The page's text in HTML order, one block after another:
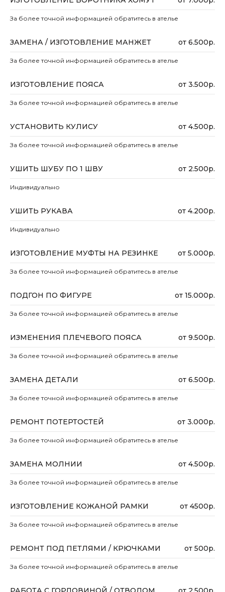
За более точной информацией обратитесь в ателье
ЗАМЕНА / ИЗГОТОВЛЕНИЕ МАНЖЕТ от 6.500р.
За более точной информацией обратитесь в ателье
ИЗГОТОВЛЕНИЕ ПОЯСА от 3.500р.
За более точной информацией обратитесь в ателье
УСТАНОВИТЬ КУЛИСУ от 4.500р.
За более точной информацией обратитесь в ателье
УШИТЬ ШУБУ ПО 1 ШВУ от 2.500р.
Индивидуально
УШИТЬ РУКАВА от 4.200р.
Индивидуально
ИЗГОТОВЛЕНИЕ МУФТЫ НА РЕЗИНКЕ от 5.000р.
За более точной информацией обратитесь в ателье
ПОДГОН ПО ФИГУРЕ от 15.000р.
За более точной информацией обратитесь в ателье
ИЗМЕНЕНИЯ ПЛЕЧЕВОГО ПОЯСА от 9.500р.
За более точной информацией обратитесь в ателье
ЗАМЕНА ДЕТАЛИ от 6.500р.
За более точной информацией обратитесь в ателье
РЕМОНТ ПОТЕРТОСТЕЙ от 3.000р.
За более точной информацией обратитесь в ателье
ЗАМЕНА МОЛНИИ от 4.500р.
За более точной информацией обратитесь в ателье
ИЗГОТОВЛЕНИЕ КОЖАНОЙ РАМКИ от 4500р.
За более точной информацией обратитесь в ателье
РЕМОНТ ПОД ПЕТЛЯМИ / КРЮЧКАМИ от 500р.
За более точной информацией обратитесь в ателье